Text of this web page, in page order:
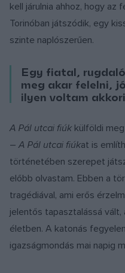
kell járulnia ahhoz, hogy
Torinóban játszódik, egy
szinte naplószerűen.
Egy fiatal,
meg akar felelni,
ilyen voltam
A Pál utcai fiúk külföldi
–A Pál utcai fiúkat is
történetében szerepet
előbb olvastam. Ebben a
tragédiával, ami erős
jelentős tapasztalássá
életben. A katonás
igazságmondás mai napig